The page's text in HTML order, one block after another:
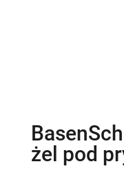
żel pod